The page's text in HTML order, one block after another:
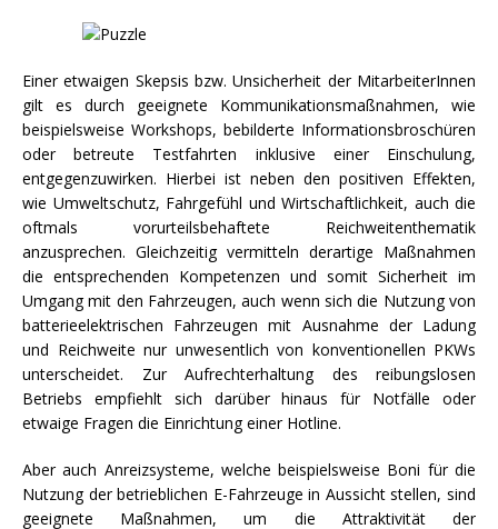
Einer etwaigen Skepsis bzw. Unsicherheit der MitarbeiterInnen
gilt es durch geeignete Kommunikationsmaßnahmen, wie
beispielsweise Workshops, bebilderte Informationsbroschüren
oder betreute Testfahrten inklusive einer Einschulung,
entgegenzuwirken. Hierbei ist neben den positiven Effekten,
wie Umweltschutz, Fahrgefühl und Wirtschaftlichkeit, auch die
oftmals vorurteilsbehaftete Reichweitenthematik
anzusprechen. Gleichzeitig vermitteln derartige Maßnahmen
die entsprechenden Kompetenzen und somit Sicherheit im
Umgang mit den Fahrzeugen, auch wenn sich die Nutzung von
batterieelektrischen Fahrzeugen mit Ausnahme der Ladung
und Reichweite nur unwesentlich von konventionellen PKWs
unterscheidet. Zur Aufrechterhaltung des reibungslosen
Betriebs empfiehlt sich darüber hinaus für Notfälle oder
etwaige Fragen die Einrichtung einer Hotline.
Aber auch Anreizsysteme, welche beispielsweise Boni für die
Nutzung der betrieblichen E-Fahrzeuge in Aussicht stellen, sind
geeignete Maßnahmen, um die Attraktivität der